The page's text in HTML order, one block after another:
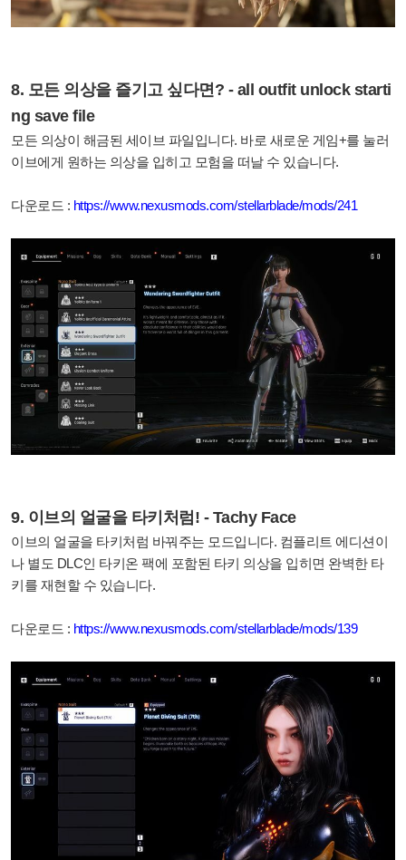
8. 모든 의상을 즐기고 싶다면? - all outfit unlock starti
ng save file
모든 의상이 해금된 세이브 파일입니다. 바로 새로운 게임+를 눌러
이브에게 원하는 의상을 입히고 모험을 떠날 수 있습니다.
다운로드 : https://www.nexusmods.com/stellarblade/mods/241
9. 이브의 얼굴을 타키처럼! - Tachy Face
이브의 얼굴을 타키처럼 바꿔주는 모드입니다. 컴플리트 에디션이
나 별도 DLC인 타키온 팩에 포함된 타키 의상을 입히면 완벽한 타
키를 재현할 수 있습니다.
다운로드 : https://www.nexusmods.com/stellarblade/mods/139